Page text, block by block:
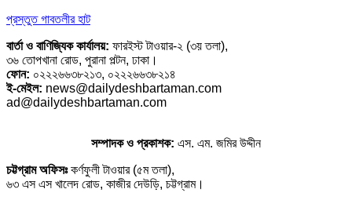
প্রস্তুত গাবতলীর হাট
বার্তা ও বাণিজ্যিক কার্যালয়: ফারইস্ট টাওয়ার-২ (৩য় তলা),
৩৬ তোপখানা রোড, পুরানা পল্টন, ঢাকা।
ফোন: ০২২২৬৬৩৮২১৩, ০২২২৬৬৩৮২১৪
ই-মেইল: news@dailydeshbartaman.com
ad@dailydeshbartaman.com
সম্পাদক ও প্রকাশক: এস. এম. জমির উদ্দীন
চট্টগ্রাম অফিসঃকর্ণফুলী টাওয়ার (৫ম তলা),
৬৩ এস এস খালেদ রোড, কাজীর দেউড়ি, চট্টগ্রাম।